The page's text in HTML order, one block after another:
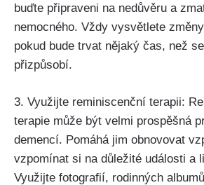
buďte připraveni na nedůvěru a
nemocného. Vždy vysvětlete
pokud bude trvat nějaký čas, než
přizpůsobí.
3. Využijte reminiscenční terapii:
terapie může být velmi prospěšná
demencí. Pomáhá jim obnovovat
vzpomínat si na důležité události a
Využijte fotografií, rodinných